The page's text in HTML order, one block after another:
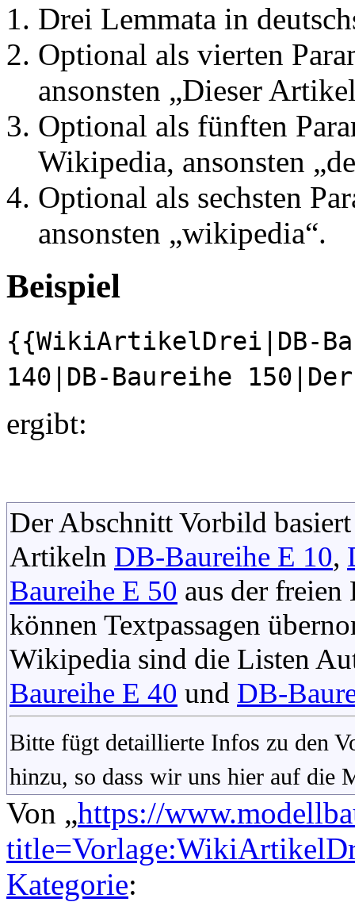
Drei Lemmata in
Optional als vierten
ansonsten „Dieser
Optional als fünften
Wikipedia, ansonsten
Optional als sechsten
ansonsten „wikipedia“.
Beispiel
{{WikiArtikelDrei|DB-
140|DB-Baureihe
ergibt:
Der Abschnitt Vorbild
Artikeln DB-Baureihe E 10,
Baureihe E 50 aus der
können Textpassagen
Wikipedia sind die Listen
Baureihe E 40 und DB-
Bitte fügt detaillierte Infos zu den
hinzu, so dass wir uns hier auf die
Von „https://
Kategorie: